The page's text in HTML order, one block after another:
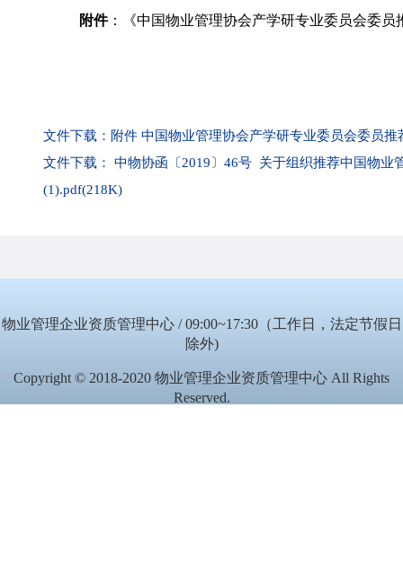
附件：《中国物业管理协会产学研专业委员会委员
文件下载：附件 中国物业管理协会产学研专业委员会委员推
文件下载： 中物协函〔2019〕46号 关于组织推荐中国物业
(1).pdf(218K)
物业管理企业资质管理中心 / 09:00~17:30（工作日，法定节假日
除外)
Copyright © 2018-2020 物业管理企业资质管理中心 All Rights
Reserved.